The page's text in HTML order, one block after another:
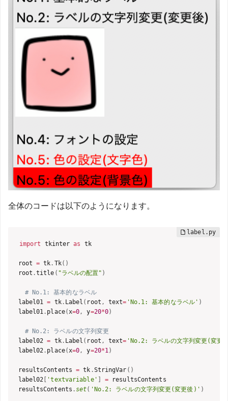
全体のコードは以下のようになります。
import tkinter as tk
root = tk . Tk( )
root .title ( "ラベルの配置" )
# No.1: 基本的なラベル
label01 = tk. Label ( root , text= 'No.1: 基本的なラベル' )
label01 . place(x=0, y=20*0)
# No.2: ラベルの文字列変更
label02 = tk. Label ( root , text= 'No.2: ラベルの文字列変更(変更
label02 . place(x=0, y=20*1)
resultsContents = tk .StringVar ( )
label02
'textvariable' = resultsContents
resultsContents .set( 'No.2: ラベルの文字列変更(変更後)' )